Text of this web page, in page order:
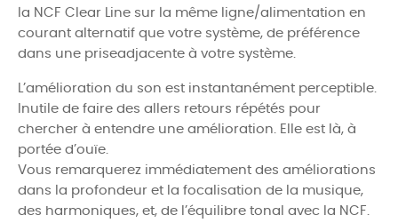
la NCF Clear Line sur la même ligne/alimentation en
courant alternatif que votre système, de préférence
dans une priseadjacente à votre système.
L’amélioration du son est instantanément perceptible.
Inutile de faire des allers retours répétés pour
chercher à entendre une amélioration. Elle est là, à
portée d’ouïe.
Vous remarquerez immédiatement des améliorations
dans la profondeur et la focalisation de la musique,
des harmoniques, et, de l’équilibre tonal avec la NCF.